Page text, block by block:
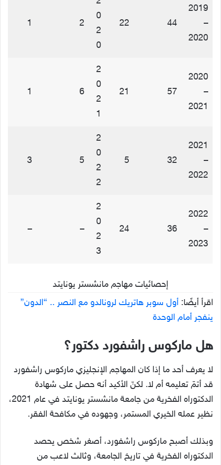
2019
–
2020
44
22
0
2
0
2
1
2020
–
2021
57
21
2
0
2
1
6
1
2021
–
2022
32
5
2
0
2
2
5
3
2022
–
2023
36
24
2
0
2
3
–
–
إحصائيات مهاجم مانشستر يونايتد
اقرأ أيضًا: أول سوبر هاتريك لرونالدو مع النصر .. “الدون”
ينفجر أمام الوحدة
هل ماركوس راشفورد دكتور؟
لا يعرف أحد ما إذا كان المهاجم الإنجليزي ماركوس راشفورد
قد أتمّ تعليمه أم لا. لكنّ الأكيد أنه حصل على شهادة
الدكتوراه الفخرية من جامعة مانشستر يونايتد في عام 2021،
نظير عمله الخيري المستمر، وجهوده في مكافحة الفقر.
وبذلك أصبح ماركوس راشفورد، أصغر شخص يحصد
الدكتوراه الفخرية في تاريخ الجامعة، وثالث لاعب من